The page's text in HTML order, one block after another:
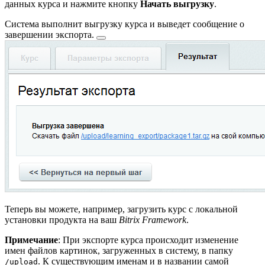
данных курса и нажмите кнопку Начать выгрузку.
Система выполнит выгрузку курса и выведет сообщение о
завершении экспорта.
Теперь вы можете, например, загрузить курс с локальной
установки продукта на ваш Bitrix Framework.
Примечание: При экспорте курса происходит изменение
имен файлов картинок, загруженных в систему, в папку
/upload . К существующим именам и в названии самой